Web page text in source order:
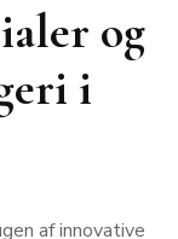
og
i
af innovative